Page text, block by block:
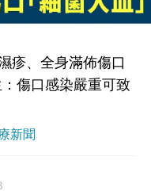
疹、全身滿佈傷口
傷口感染嚴重可致
新聞